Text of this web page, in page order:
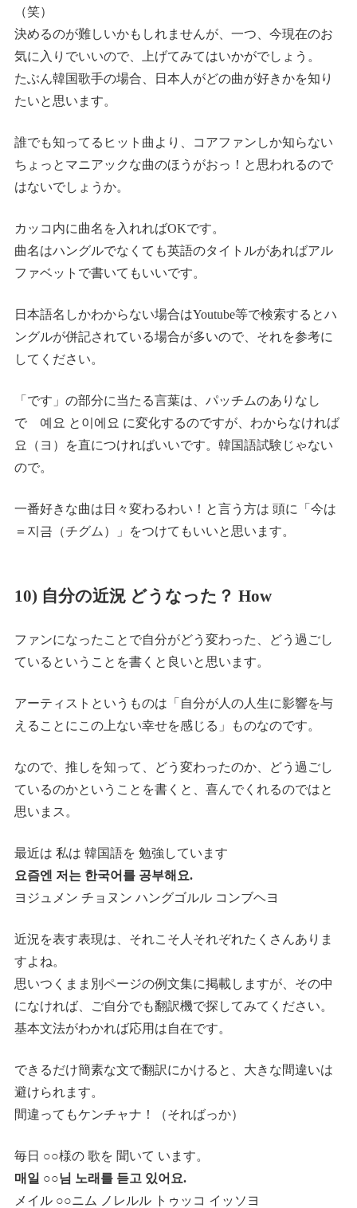
（笑）
決めるのが難しいかもしれませんが、一つ、今現在のお
気に入りでいいので、上げてみてはいかがでしょう。
たぶん韓国歌手の場合、日本人がどの曲が好きかを知り
たいと思います。
誰でも知ってるヒット曲より、コアファンしか知らない
ちょっとマニアックな曲のほうがおっ！と思われるので
はないでしょうか。
カッコ内に曲名を入れればOKです。
曲名はハングルでなくても英語のタイトルがあればアル
ファベットで書いてもいいです。
日本語名しかわからない場合はYoutube等で検索するとハ
ングルが併記されている場合が多いので、それを参考に
してください。
「です」の部分に当たる言葉は、パッチムのありなし
で 예요 と이에요 に変化するのですが、わからなければ
요（ヨ）を直につければいいです。韓国語試験じゃない
ので。
一番好きな曲は日々変わるわい！と言う方は 頭に「今は
＝지금（チグム）」をつけてもいいと思います。
10) 自分の近況 どうなった？ How
ファンになったことで自分がどう変わった、どう過ごし
ているということを書くと良いと思います。
アーティストというものは「自分が人の人生に影響を与
えることにこの上ない幸せを感じる」ものなのです。
なので、推しを知って、どう変わったのか、どう過ごし
ているのかということを書くと、喜んでくれるのではと
思いまス。
最近は 私は 韓国語を 勉強しています
요즘엔 저는 한국어를 공부해요.
ヨジュメン チョヌン ハングゴルル コンブヘヨ
近況を表す表現は、それこそ人それぞれたくさんありま
すよね。
思いつくまま別ページの例文集に掲載しますが、その中
になければ、ご自分でも翻訳機で探してみてください。
基本文法がわかれば応用は自在です。
できるだけ簡素な文で翻訳にかけると、大きな間違いは
避けられます。
間違ってもケンチャナ！（そればっか）
毎日 ○○様の 歌を 聞いて います。
매일 ○○님 노래를 듣고 있어요.
メイル ○○ニム ノレルル トゥッコ イッソヨ